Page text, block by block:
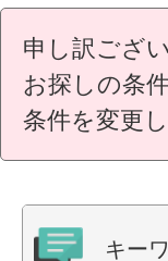
申し訳ござ
お探しの条
条件を変更
キー